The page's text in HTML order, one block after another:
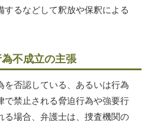
するなどして釈放や保釈による
不成立の主張
否認している、あるいは行為
で禁止される脅迫行為や強要行
る場合、弁護士は、捜査機関の